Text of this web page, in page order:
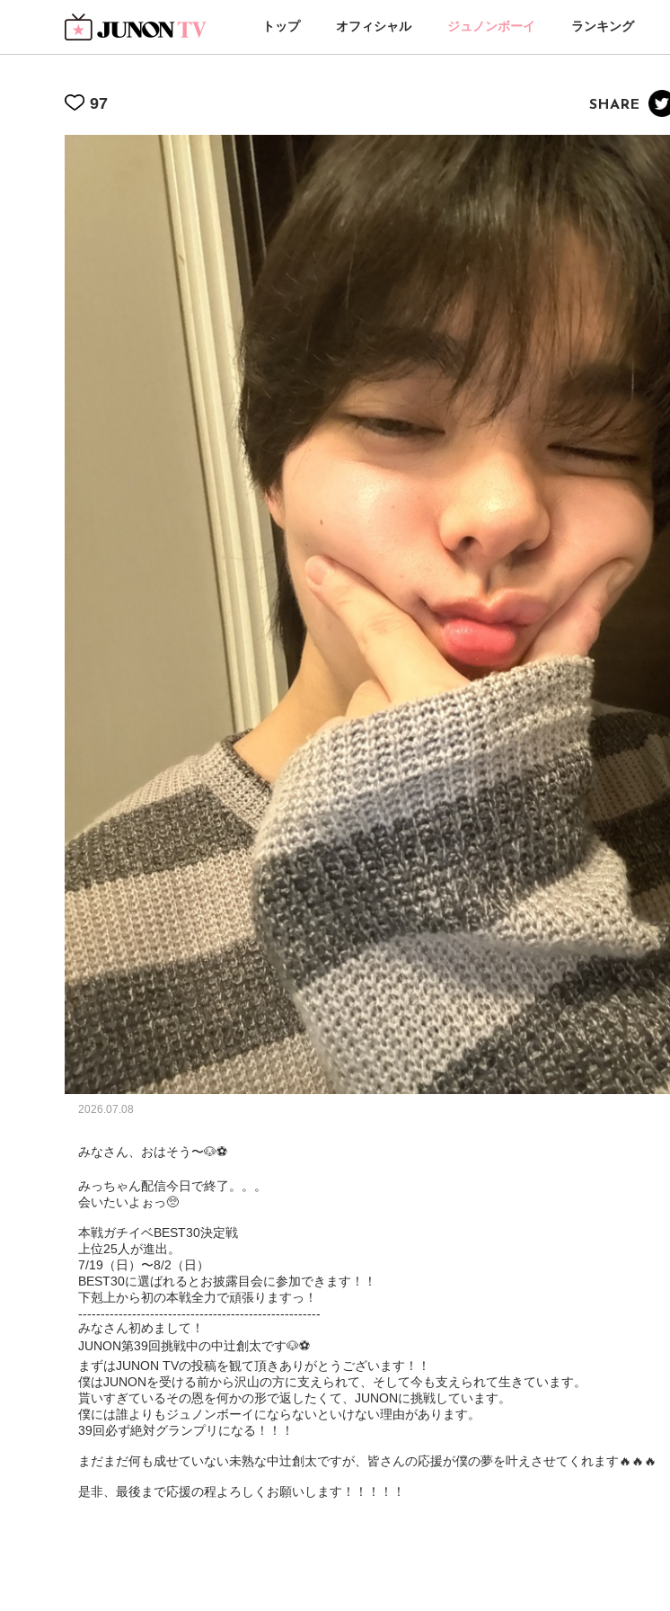
トップ オフィシャル ジュノンボーイ ランキング
97 SHARE
2026.07.08
みなさん、おはそう〜🐶⚽️
みっちゃん配信今日で終了。。。
会いたいよぉっ🥺
本戦ガチイベBEST30決定戦
上位25人が進出。
7/19（日）〜8/2（日）
BEST30に選ばれるとお披露目会に参加できます！！
下剋上から初の本戦全力で頑張りますっ！
------------------------------------------------------
みなさん初めまして！
JUNON第39回挑戦中の中辻創太です🐶⚽️
まずはJUNON TVの投稿を観て頂きありがとうございます！！
僕はJUNONを受ける前から沢山の方に支えられて、そして今も支えられて生きています。
貰いすぎているその恩を何かの形で返したくて、JUNONに挑戦しています。
僕には誰よりもジュノンボーイにならないといけない理由があります。
39回必ず絶対グランプリになる！！！
まだまだ何も成せていない未熟な中辻創太ですが、皆さんの応援が僕の夢を叶えさせてくれます🔥🔥🔥
是非、最後まで応援の程よろしくお願いします！！！！！